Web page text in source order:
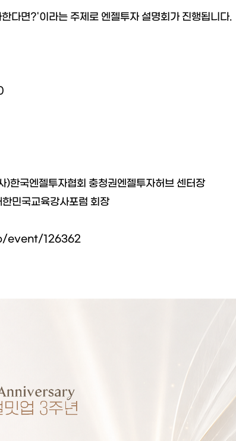
다면?'이라는 주제로 엔젤투자 설명회가 진행됩니다.
한국엔젤투자협회 충청권엔젤투자허브 센터장
민국교육강사포럼 회장
event/126362